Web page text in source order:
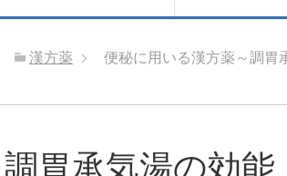
漢方薬 便秘に用いる漢方薬～調胃
胃承気湯の効能